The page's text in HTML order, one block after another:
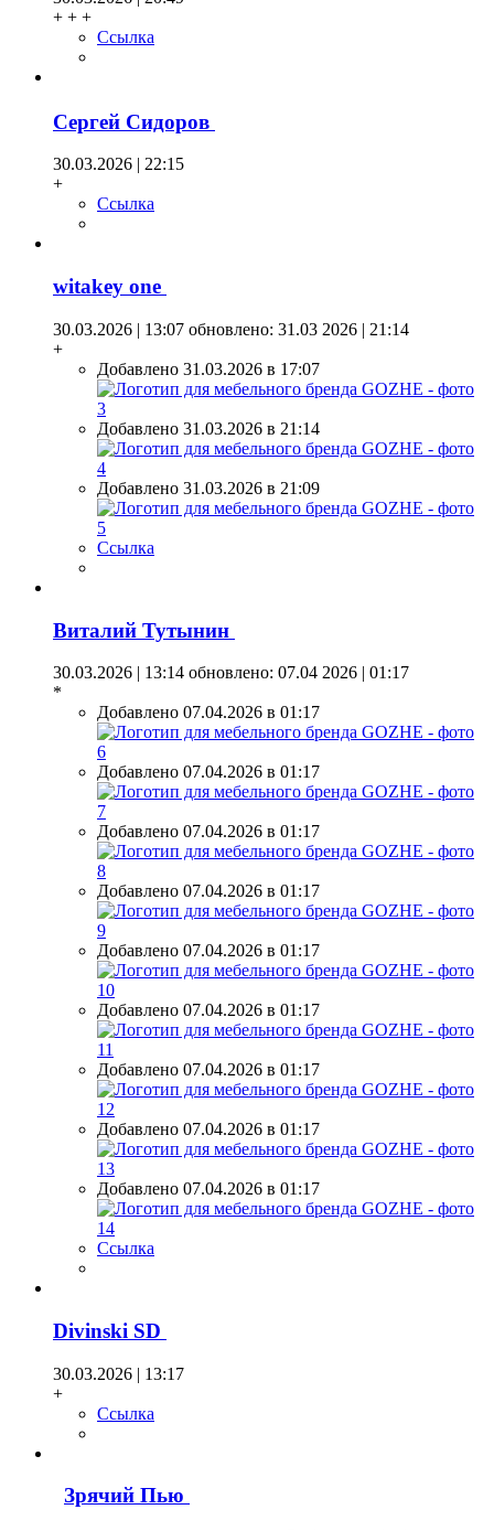
+ + +
Ссылка
Сергей Сидоров
30.03.2026 | 22:15
+
Ссылка
witakey one
30.03.2026 | 13:07 обновлено: 31.03 2026 | 21:14
+
Добавлено 31.03.2026 в 17:07
Добавлено 31.03.2026 в 21:14
Добавлено 31.03.2026 в 21:09
Ссылка
Виталий Тутынин
30.03.2026 | 13:14 обновлено: 07.04 2026 | 01:17
*
Добавлено 07.04.2026 в 01:17
Добавлено 07.04.2026 в 01:17
Добавлено 07.04.2026 в 01:17
Добавлено 07.04.2026 в 01:17
Добавлено 07.04.2026 в 01:17
Добавлено 07.04.2026 в 01:17
Добавлено 07.04.2026 в 01:17
Добавлено 07.04.2026 в 01:17
Добавлено 07.04.2026 в 01:17
Ссылка
Divinski SD
30.03.2026 | 13:17
+
Ссылка
Зрячий Пью